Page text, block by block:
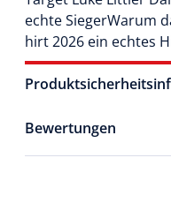
echte SiegerWarum
hirt 2026 ein echtes
Bewertungen